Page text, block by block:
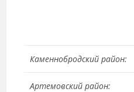
Каменнобродский район:
Артемовский район: